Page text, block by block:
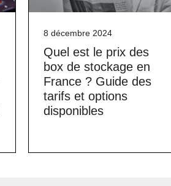
8 décembre 2024
Quel est le prix des
box de stockage en
France ? Guide des
tarifs et options
disponibles